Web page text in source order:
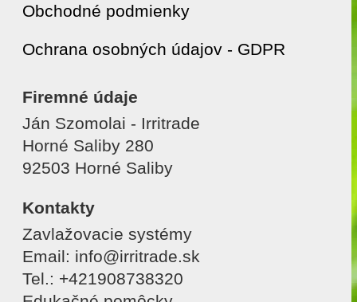
Obchodné podmienky
Ochrana osobných údajov - GDPR
Firemné údaje
Ján Szomolai - Irritrade
Horné Saliby 280
92503 Horné Saliby
Kontakty
Zavlažovacie systémy
Email: info@irritrade.sk
Tel.: +421908738320